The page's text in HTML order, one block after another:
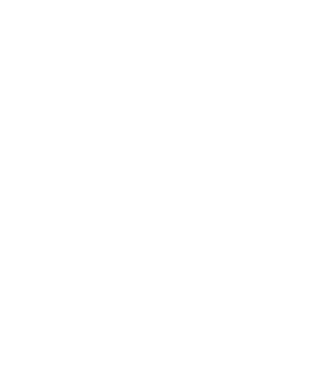
nazionale
loro rappresentanze sindacali
di accordo aziendale).
normativo è il caso di
a questo principio, in quanto
con soggetti diversi,
legislativa, porta alla perdita
prevedere una temporanea
di lavoro che, a parità di
le nuove esigenze